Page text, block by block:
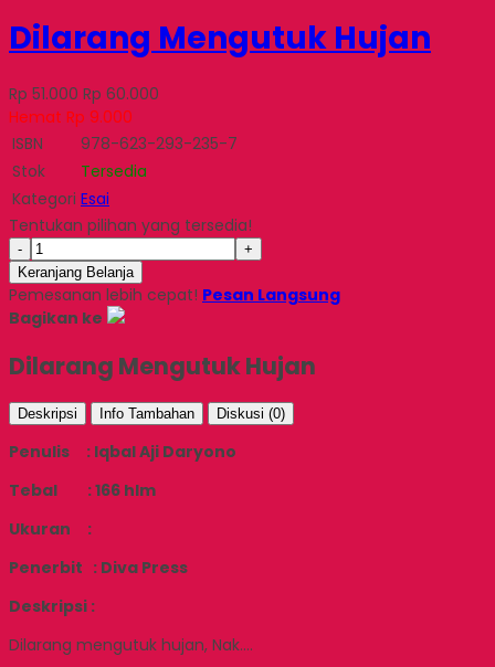
Dilarang Mengutuk Hujan
Rp 51.000 Rp 60.000
Hemat Rp 9.000
ISBN
978-623-293-235-7
Stok
Tersedia
Kategori Esai
Tentukan pilihan yang tersedia!
-
+
Keranjang Belanja
Pemesanan lebih cepat! Pesan Langsung
Bagikan ke
Dilarang Mengutuk Hujan
Deskripsi Info Tambahan Diskusi (0)
Penulis : Iqbal Aji Daryono
Tebal : 166 hlm
Ukuran :
Penerbit : Diva Press
Deskripsi :
Dilarang mengutuk hujan, Nak….